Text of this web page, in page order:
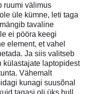
ruumi välimus
üle kümne, leti taga
tavaline
ei pööra keegi
element, et vahel
Ja siis valitseb
külastajate laptopidest
Vähemalt
kunagi suusõnal
tagasi oli üks hull,